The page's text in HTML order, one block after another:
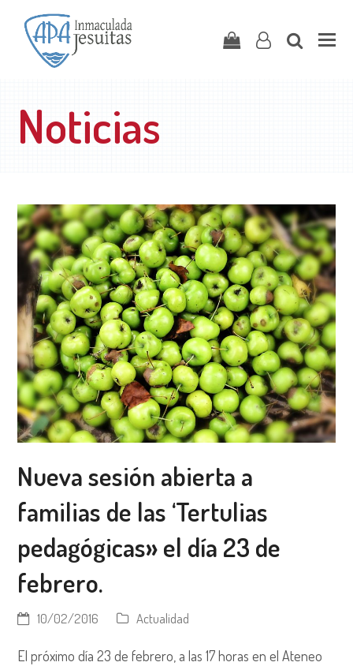
Carritouser-search
Noticias
Nueva sesión abierta a
familias de las ‘Tertulias
pedagógicas» el día 23 de
febrero.
10/02/2016 Actualidad
El próximo día 23 de febrero, a las 17 horas en el Ateneo